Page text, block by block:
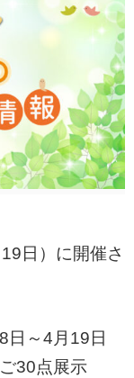
日）に開催さ
日～4月19日
30点展示